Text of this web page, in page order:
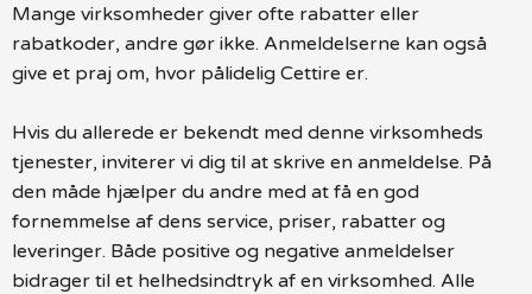
Mange virksomheder giver ofte rabatter eller
rabatkoder, andre gør ikke. Anmeldelserne kan også
give et praj om, hvor pålidelig Cettire er.
Hvis du allerede er bekendt med denne virksomheds
tjenester, inviterer vi dig til at skrive en anmeldelse. På
den måde hjælper du andre med at få en god
fornemmelse af dens service, priser, rabatter og
leveringer. Både positive og negative anmeldelser
bidrager til et helhedsindtryk af en virksomhed. Alle